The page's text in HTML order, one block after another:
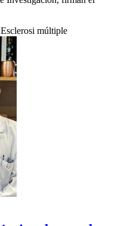
múltiple